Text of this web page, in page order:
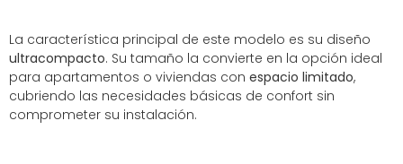
La característica principal de este modelo es su diseño
ultracompacto. Su tamaño la convierte en la opción ideal
para apartamentos o viviendas con espacio limitado,
cubriendo las necesidades básicas de confort sin
comprometer su instalación.